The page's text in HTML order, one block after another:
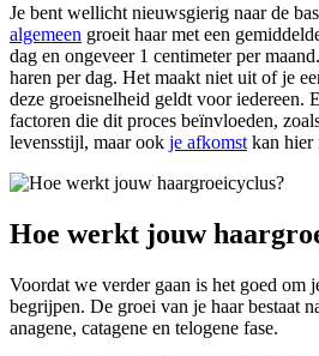
Je bent wellicht nieuwsgierig naar de
algemeen groeit haar met een
dag en ongeveer 1 centimeter per
haren per dag. Het maakt niet uit of je
deze groeisnelheid geldt voor iedereen.
factoren die dit proces beïnvloeden,
levensstijl, maar ook je afkomst kan hier
Hoe werkt jouw
Voordat we verder gaan is het goed om
begrijpen. De groei van je haar bestaat
anagene, catagene en telogene fase.